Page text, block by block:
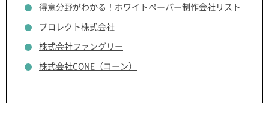
得意分野がわかる！ホワイトペーパー制作会社リスト
プロレクト株式会社
株式会社ファングリー
株式会社CONE（コーン）